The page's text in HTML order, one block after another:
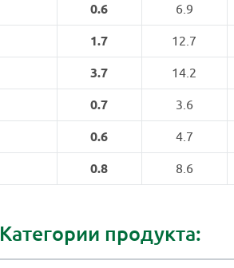
0.6 6.9
1.7 12.7
3.7 14.2
0.7 3.6
0.6 4.7
0.8 8.6
Категории продукта: